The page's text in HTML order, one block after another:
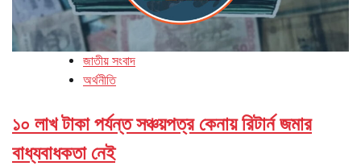
জাতীয় সংবাদ
অর্থনীতি
১০ লাখ টাকা পর্যন্ত সঞ্চয়পত্র কেনায় রিটার্ন জমার
বাধ্যবাধকতা নেই